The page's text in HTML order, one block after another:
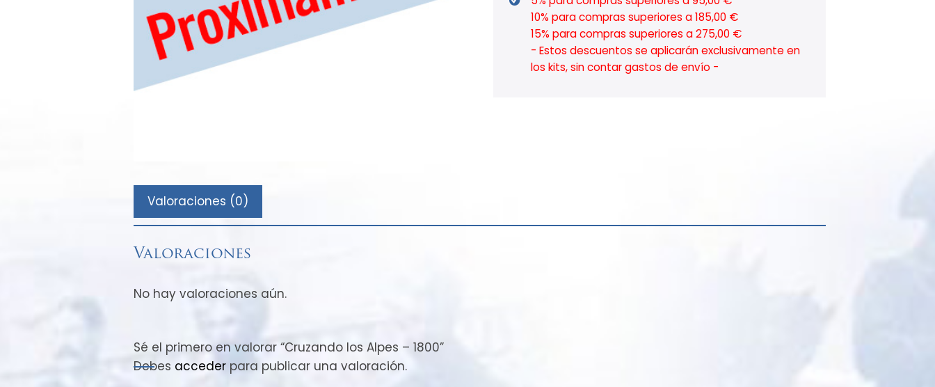
10% para compras superiores a 185,00 €
15% para compras superiores a 275,00 €
- Estos descuentos se aplicarán exclusivamente en
los kits, sin contar gastos de envío -
Valoraciones (0)
Valoraciones
No hay valoraciones aún.
Sé el primero en valorar “Cruzando los Alpes – 1800”
Debes acceder para publicar una valoración.